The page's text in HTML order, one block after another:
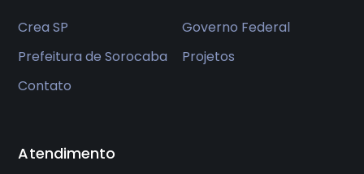
Crea SP
Governo Federal
Prefeitura de Sorocaba
Projetos
Contato
Atendimento